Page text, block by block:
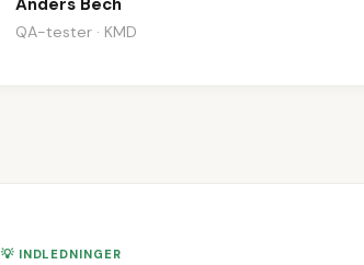
Anders Bech
QA-tester · KMD
💡 INDLEDNINGER